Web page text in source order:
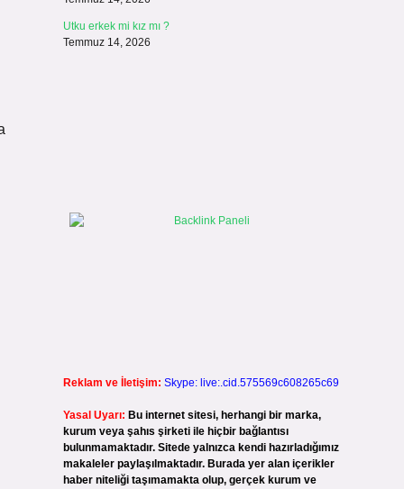
Utku erkek mi kız mı ?
Temmuz 14, 2026
Reklam ve İletişim: Skype: live:.cid.575569c608265c69
Yasal Uyarı: Bu internet sitesi, herhangi bir marka,
kurum veya şahıs şirketi ile hiçbir bağlantısı
bulunmamaktadır. Sitede yalnızca kendi hazırladığımız
makaleler paylaşılmaktadır. Burada yer alan içerikler
haber niteliği taşımamakta olup, gerçek kurum ve